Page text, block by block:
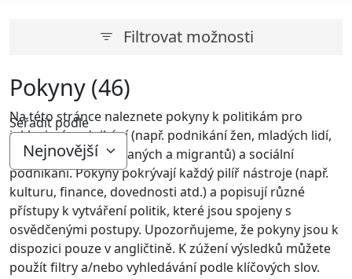
Filtrovat možnosti
Seřadit podle
Pokyny (46)
Na této stránce naleznete pokyny k politikám pro
inkluzivní podnikání (např. podnikání žen, mladých lidí,
seniorů, nezaměstnaných a migrantů) a sociální
podnikání. Pokyny pokrývají každý pilíř nástroje (např.
kulturu, finance, dovednosti atd.) a popisují různé
přístupy k vytváření politik, které jsou spojeny s
osvědčenými postupy. Upozorňujeme, že pokyny jsou k
dispozici pouze v angličtině. K zúžení výsledků můžete
použít filtry a/nebo vyhledávání podle klíčových slov.